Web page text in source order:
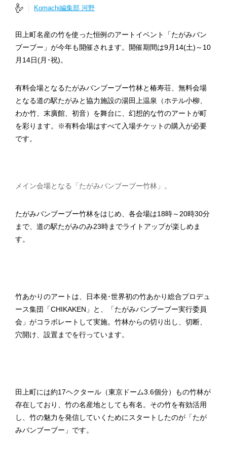
Komachi編集部 河野
田上町名産の竹を使った恒例のアートイベント「たがみバン
ブーブー」が今年も開催されます。開催期間は9月14(土)～10
月14日(月･祝)。
有料会場となるたがみバンブーブー竹林と椿寿荘、無料会場
となる道の駅たがみと協力施設の湯田上温泉（ホテル小柳、
わか竹、末廣館、初音）を舞台に、幻想的な竹のアートが町
を彩ります。※有料会場はすべて入場チケットの購入が必要
です。
メイン会場となる「たがみバンブーブー竹林」。
たがみバンブーブー竹林をはじめ、各会場は18時～20時30分
まで、道の駅たがみのみ23時までライトアップが楽しめま
す。
竹あかりのアートは、日本発･世界初の竹あかり総合プロデュ
ース集団「CHIKAKEN」と、「たがみバンブーブー実行委員
会」がコラボレートして実施。竹林からの切り出し、切断、
穴開け、設置までを行っています。
田上町には約17ヘクタール（東京ドーム3.6個分）もの竹林が
存在しており、竹の名産地としても有名。その竹を有効活用
し、竹の魅力を発信していくためにスタートしたのが「たが
みバンブーブー」です。